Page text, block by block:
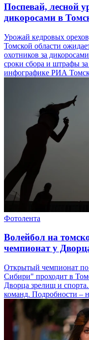
Поспевай, лесной
дикоросами в
Урожай кедровых
Томской области
охотников за
сроки сбора и штрафы
инфографике РИА
Фотолента
Волейбол на
чемпионат у
Открытый чемпионат
Сибири" проходит в
Дворца зрелищ и
команд. Подробности –